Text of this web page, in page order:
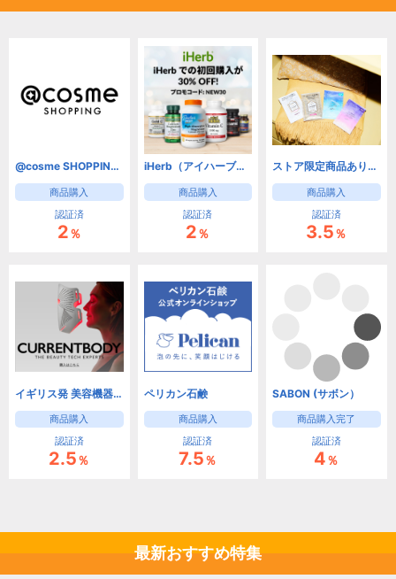
@cosme SHOPPING（アットコスメショッピング） コスメ・コム
商品購入
認証済
2％
iHerb（アイハーブ）【新規・2回目以降リピートOK!】
商品購入
認証済
2％
ストア限定商品あり【Nature Lab Store(ネイチャーラボストア)】
商品購入
認証済
3.5％
イギリス発 美容機器のスペシャリスト CurrentBody | カレントボディ
商品購入
認証済
2.5％
ペリカン石鹸
商品購入
認証済
7.5％
SABON (サボン）
商品購入完了
認証済
4％
最新おすすめ特集